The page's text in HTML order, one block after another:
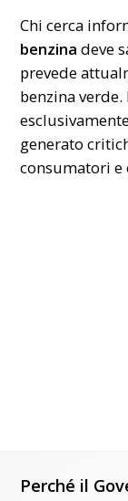
Chi cerca
benzinadeve
prevede
benzina
generato
consumatori
Perché il